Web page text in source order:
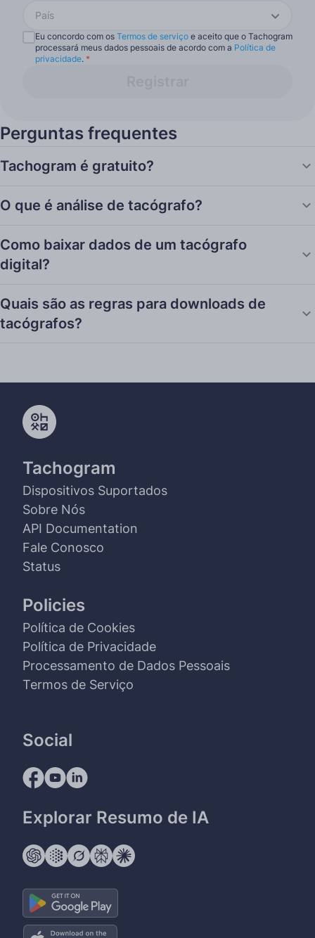
País
Eu concordo com os Termos de serviço e aceito que o Tachogram
processará meus dados pessoais de acordo com a Política de
privacidade. *
Perguntas frequentes
Tachogram é gratuito?
O que é análise de tacógrafo?
Como baixar dados de um tacógrafo
digital?
Quais são as regras para downloads de
tacógrafos?
Tachogram
Dispositivos Suportados
Sobre Nós
API Documentation
Fale Conosco
Status
Policies
Política de Cookies
Política de Privacidade
Processamento de Dados Pessoais
Termos de Serviço
Social
Explorar Resumo de IA